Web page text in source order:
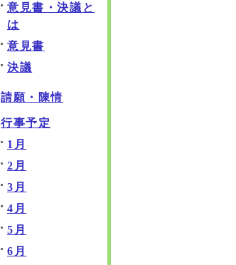
意見書・決議と
は
意見書
決議
請願・陳情
行事予定
1月
2月
3月
4月
5月
6月